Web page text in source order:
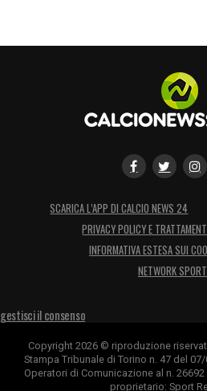
ripartire sotto la guida di
sempre fatto della
SCARICA L’APP DI CALCIO NEWS 24
PRIVACY POLICY E
INFORMATIVA ESTESA SUI
NETWORK
gestisci il consenso
Copyright 2026 © riproduzione
Stampa Tribunale di Torino n. 47 del
Operatori di Comunicazione al n. 26692
proprietario: Sport